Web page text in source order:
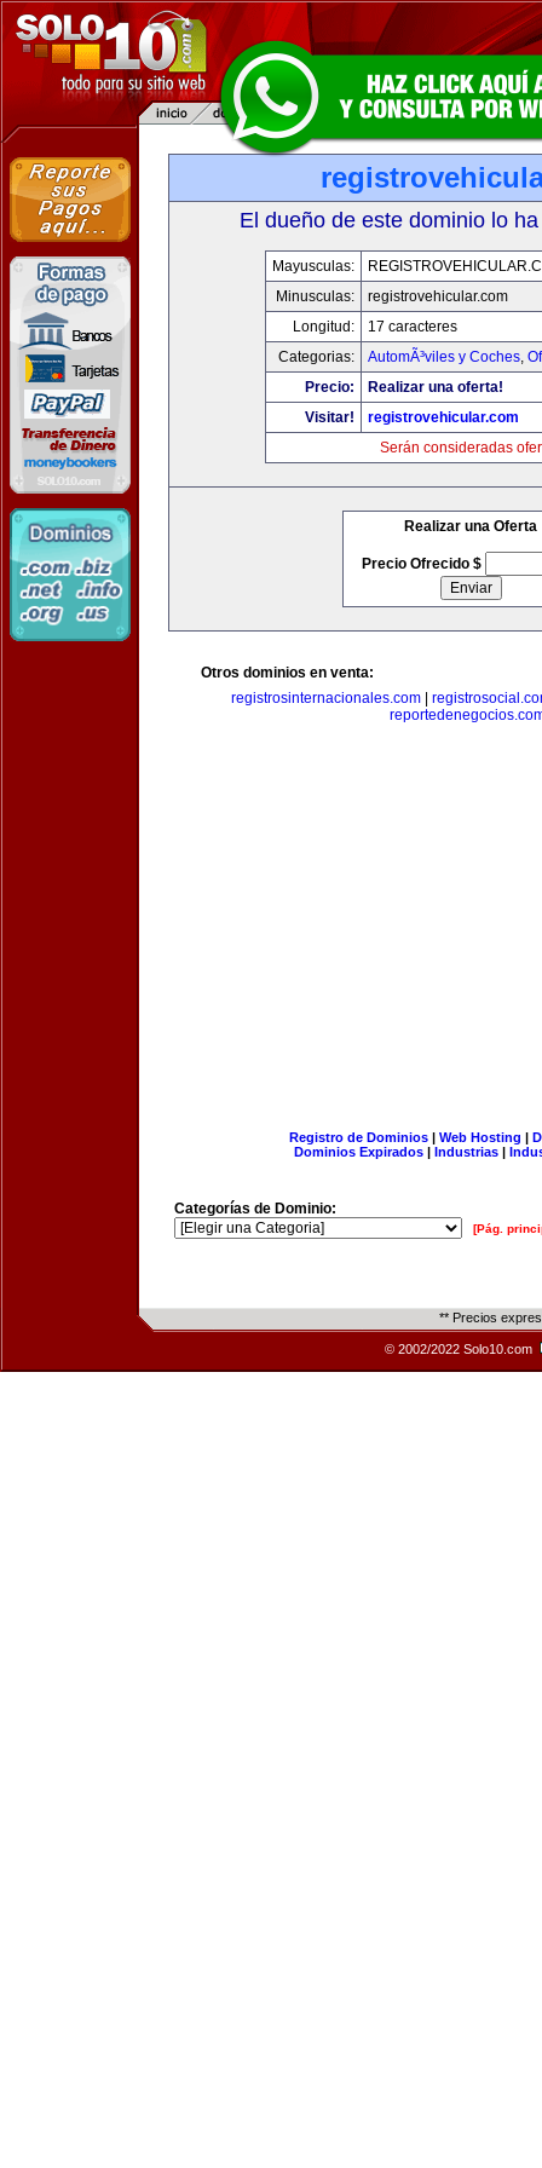
El dueño de este dominio lo
Mayusculas:
Minusculas:
registrovehicular.com
Longitud:
17 caracteres
Categorias:
AutomÃ³viles y Coches,
Precio:
Realizar una oferta!
Visitar!
registrovehicular.com
Serán consideradas
Realizar una Oferta
Precio Ofrecido $
Otros dominios en venta:
registrosinternacionales.com
Registro de Dominios| Web Hosting |
Dominios Expirados | Industrias |
Categorías de Dominio:
[Pág.
** Precios
© 2002/2022 Solo10.com